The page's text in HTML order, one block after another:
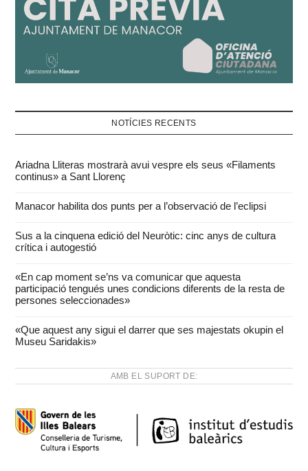
NOTÍCIES RECENTS
Ariadna Lliteras mostrarà avui vespre els seus «Filaments
continus» a Sant Llorenç
Manacor habilita dos punts per a l’observació de l’eclipsi
Sus a la cinquena edició del Neuròtic: cinc anys de cultura
crítica i autogestió
«En cap moment se’ns va comunicar que aquesta
participació tengués unes condicions diferents de la resta de
persones seleccionades»
«Que aquest any sigui el darrer que ses majestats okupin el
Museu Saridakis»
AMB EL SUPORT DE: